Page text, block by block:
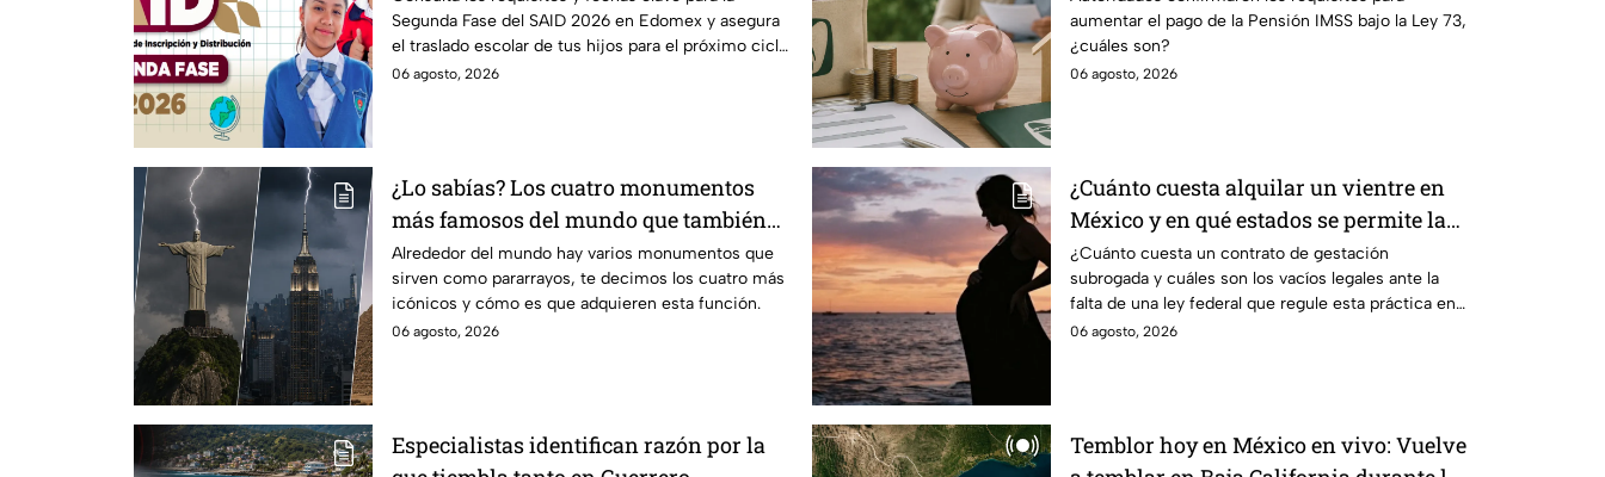
de escuela
Segunda Fase del SAID 2026 en Edomex y asegura
el traslado escolar de tus hijos para el próximo ciclo
escolar.
06 agosto, 2026
régimen de la Ley 73
aumentar el pago de la Pensión IMSS bajo la Ley 73,
¿cuáles son?
06 agosto, 2026
¿Lo sabías? Los cuatro monumentos
más famosos del mundo que también
funcionan como pararrayos
Alrededor del mundo hay varios monumentos que
sirven como pararrayos, te decimos los cuatro más
icónicos y cómo es que adquieren esta función.
06 agosto, 2026
¿Cuánto cuesta alquilar un vientre en
México y en qué estados se permite la
gestación subrogada?
¿Cuánto cuesta un contrato de gestación
subrogada y cuáles son los vacíos legales ante la
falta de una ley federal que regule esta práctica en
México?
06 agosto, 2026
Especialistas identifican razón por la
Temblor hoy en México en vivo: Vuelve